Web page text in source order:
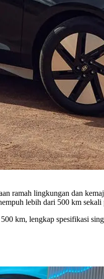
ramah lingkungan dan
lebih dari 500 km sekali
km, lengkap spesifikasi